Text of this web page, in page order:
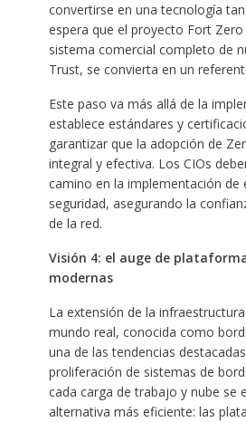
convertirse en una tecnología
espera que el proyecto Fort
sistema comercial completo de
Trust, se convierta en un
Este paso va más allá de la
establece estándares y
garantizar que la adopción de
integral y efectiva. Los CIOs
camino en la implementación de
seguridad, asegurando la
de la red.
Visión 4: el auge de
modernas
La extensión de la
mundo real, conocida como
una de las tendencias
proliferación de sistemas de
cada carga de trabajo y nube se
alternativa más eficiente: las